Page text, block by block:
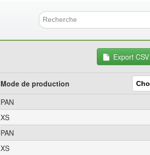
Export CSV
Mode de production
PAN
XS
PAN
XS